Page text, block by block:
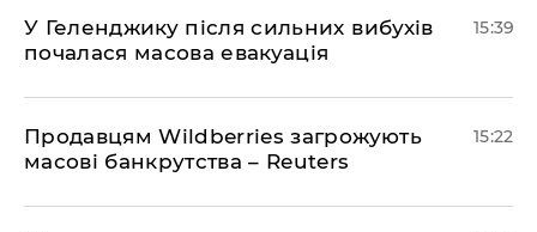
У Геленджику після сильних вибухів
почалася масова евакуація
15:39
Продавцям Wildberries загрожують
масові банкрутства – Reuters
15:22